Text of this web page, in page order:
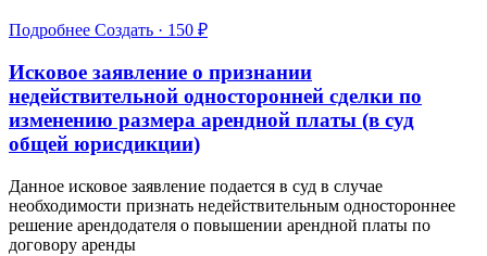
Подробнее Создать · 150 ₽
Исковое заявление о признании
недействительной односторонней сделки по
изменению размера арендной платы (в суд
общей юрисдикции)
Данное исковое заявление подается в суд в случае
необходимости признать недействительным одностороннее
решение арендодателя о повышении арендной платы по
договору аренды